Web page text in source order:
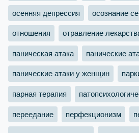
осенняя депрессия осознание
отношения отравление
паническая атака панические
панические атаки у женщин
парная терапия
переедание перфекционизм